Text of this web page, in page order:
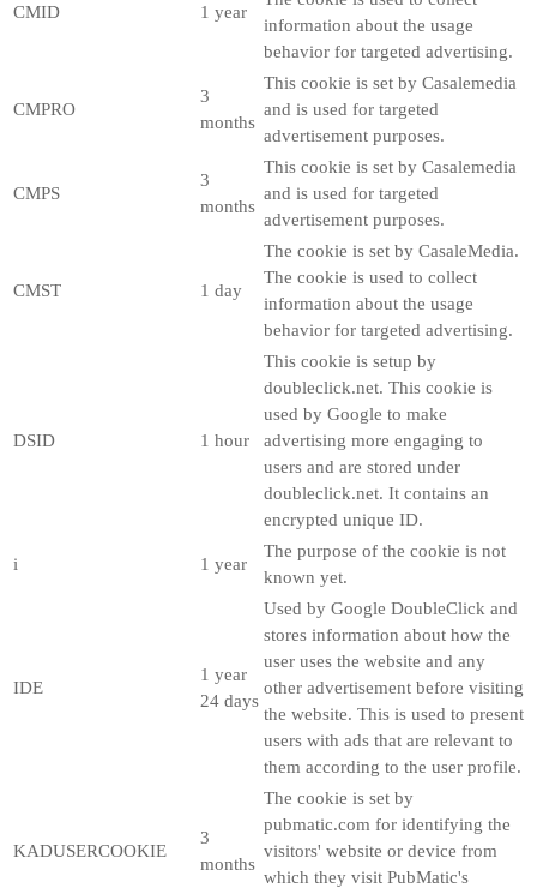
CMID 1 year
information about the usage
behavior for targeted advertising.
CMPRO
3
months
This cookie is set by Casalemedia
and is used for targeted
advertisement purposes.
CMPS
3
months
This cookie is set by Casalemedia
and is used for targeted
advertisement purposes.
CMST 1 day
The cookie is set by CasaleMedia.
The cookie is used to collect
information about the usage
behavior for targeted advertising.
DSID 1 hour
This cookie is setup by
doubleclick.net. This cookie is
used by Google to make
advertising more engaging to
users and are stored under
doubleclick.net. It contains an
encrypted unique ID.
i 1 year
The purpose of the cookie is not
known yet.
IDE
1 year
24 days
Used by Google DoubleClick and
stores information about how the
user uses the website and any
other advertisement before visiting
the website. This is used to present
users with ads that are relevant to
them according to the user profile.
KADUSERCOOKIE
3
months
The cookie is set by
pubmatic.com for identifying the
visitors' website or device from
which they visit PubMatic's